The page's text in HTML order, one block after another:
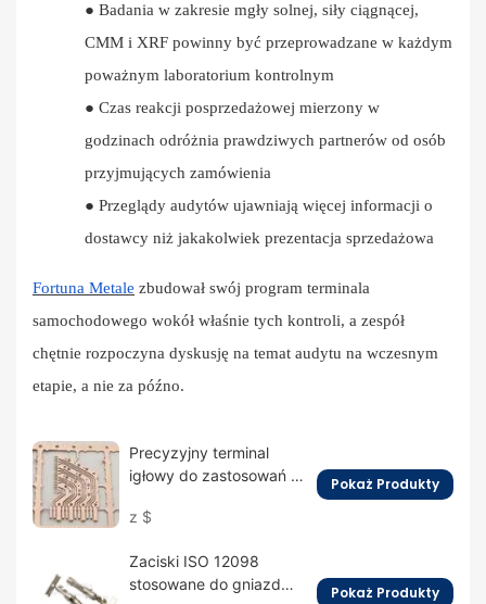
● Badania w zakresie mgły solnej, siły ciągnącej,
CMM i XRF powinny być przeprowadzane w każdym
poważnym laboratorium kontrolnym
● Czas reakcji posprzedażowej mierzony w
godzinach odróżnia prawdziwych partnerów od osób
przyjmujących zamówienia
● Przeglądy audytów ujawniają więcej informacji o
dostawcy niż jakakolwiek prezentacja sprzedażowa
Fortuna Metale zbudował swój program terminala
samochodowego wokół właśnie tych kontroli, a zespół
chętnie rozpoczyna dyskusję na temat audytu na wczesnym
etapie, a nie za późno.
Precyzyjny terminal
igłowy do zastosowań w
wykorzystaniem
z $
Pokaż Produkty
Zaciski ISO 12098
stosowane do gniazd
Pokaż Produkty